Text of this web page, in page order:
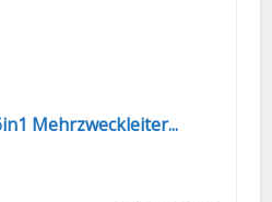
Mehrzweckleiter...